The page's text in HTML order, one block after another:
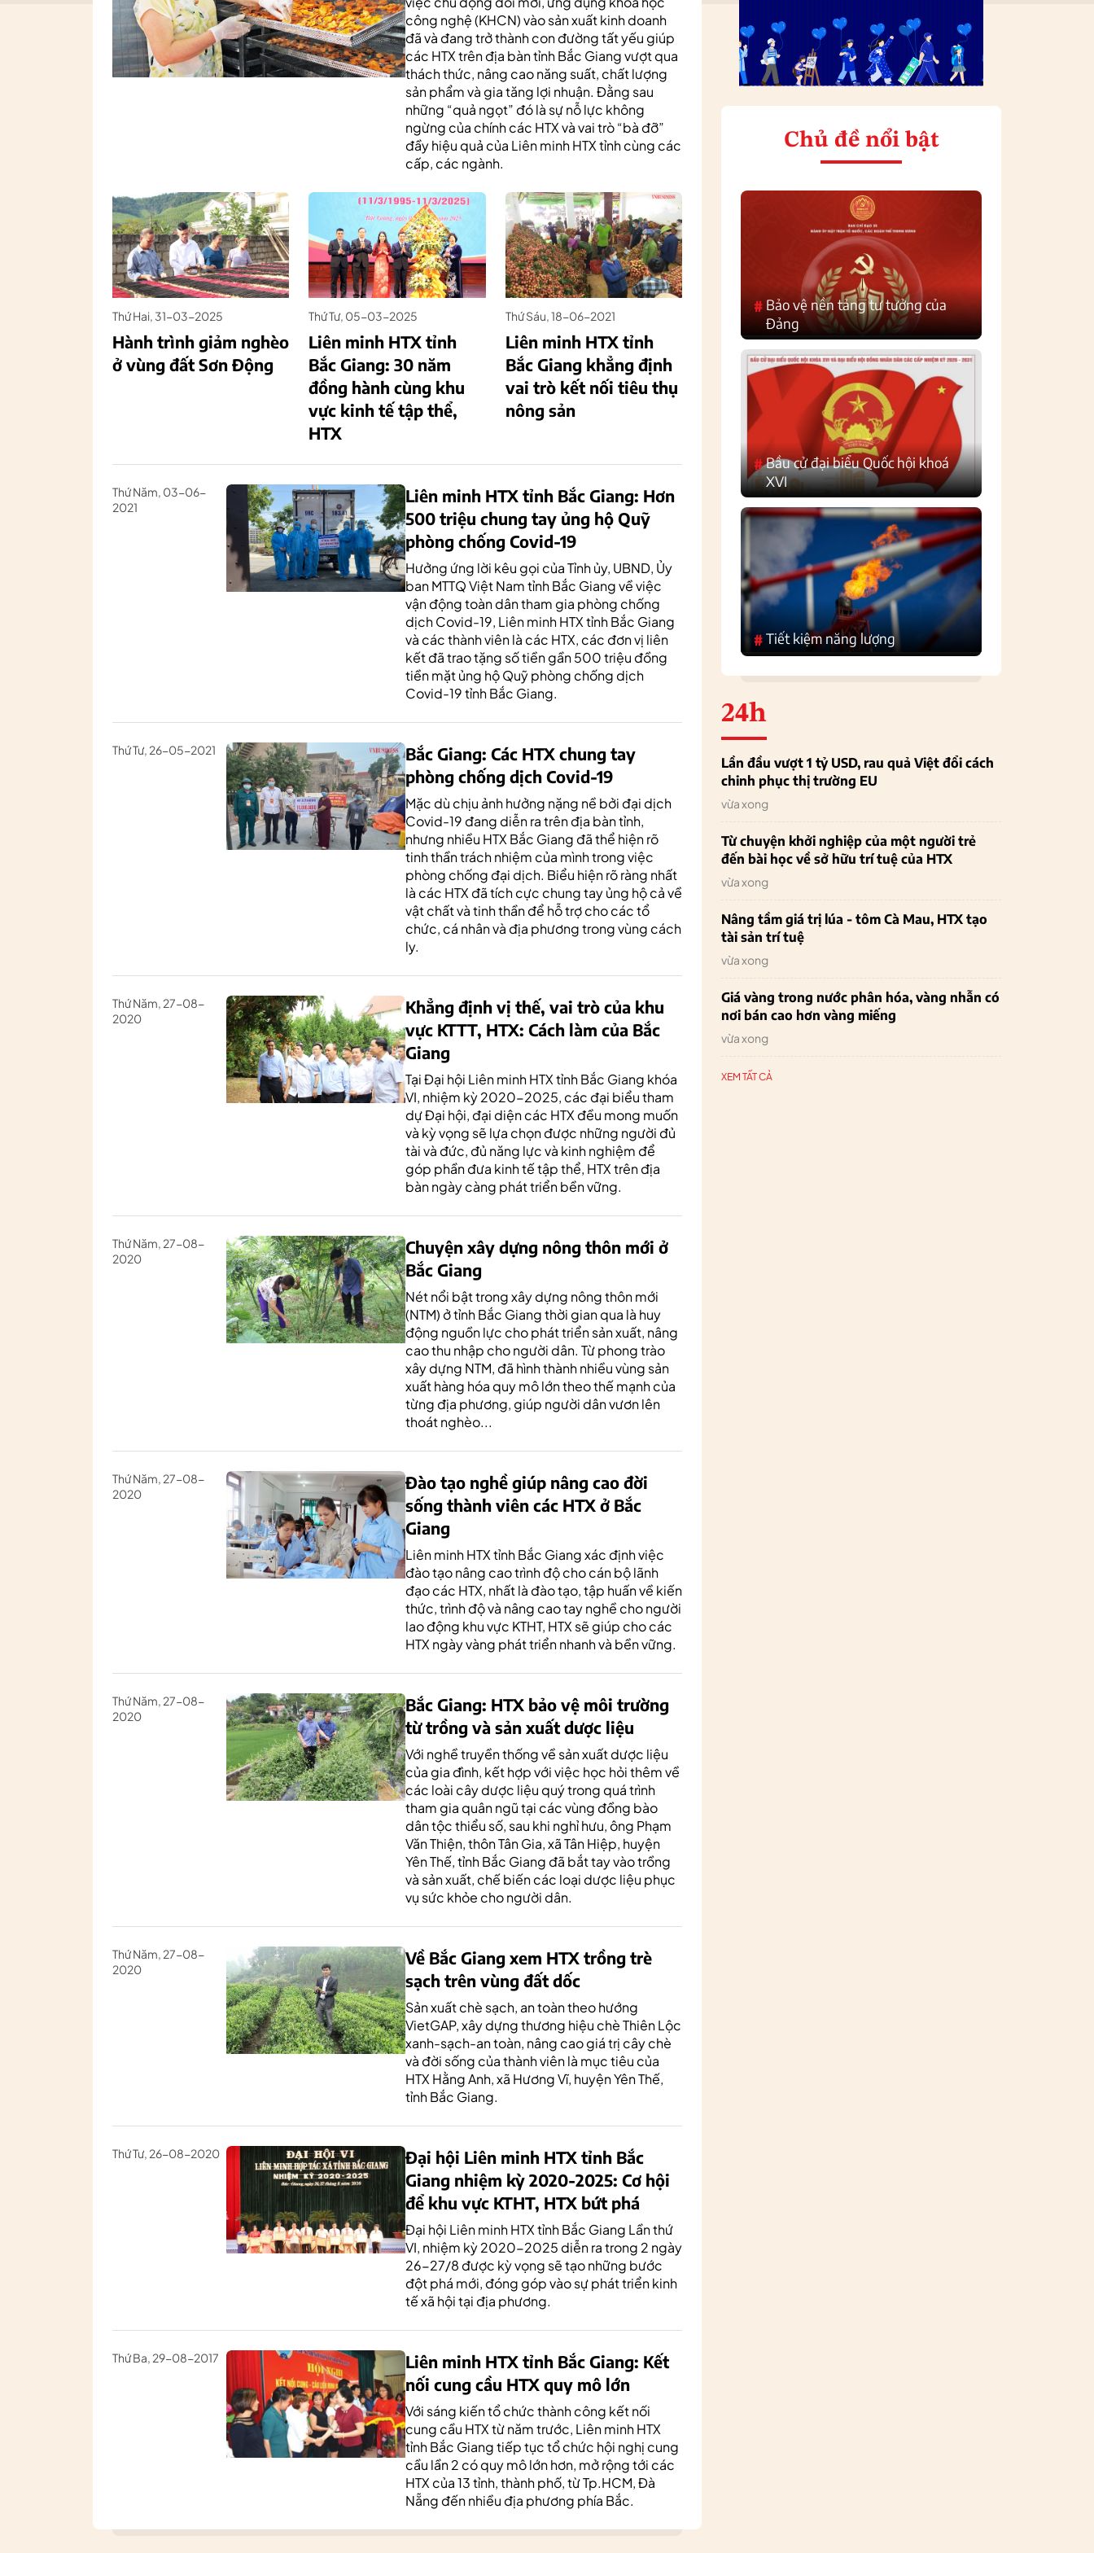
công nghệ (KHCN) vào sản xuất kinh doanh
đã và đang trở thành con đường tất yếu giúp
các HTX trên địa bàn tỉnh Bắc Giang vượt qua
thách thức, nâng cao năng suất, chất lượng
sản phẩm và gia tăng lợi nhuận. Đằng sau
những “quả ngọt” đó là sự nỗ lực không
ngừng của chính các HTX và vai trò “bà đỡ”
đầy hiệu quả của Liên minh HTX tỉnh cùng các
cấp, các ngành.
Thứ Hai, 31-03-2025
Hành trình giảm nghèo
ở vùng đất Sơn Động
Thứ Tư, 05-03-2025
Liên minh HTX tỉnh
Bắc Giang: 30 năm
đồng hành cùng khu
vực kinh tế tập thể,
HTX
Thứ Sáu, 18-06-2021
Liên minh HTX tỉnh
Bắc Giang khẳng định
vai trò kết nối tiêu thụ
nông sản
Thứ Năm, 03-06-
2021
Liên minh HTX tỉnh Bắc Giang: Hơn
500 triệu chung tay ủng hộ Quỹ
phòng chống Covid-19
Hưởng ứng lời kêu gọi của Tỉnh ủy, UBND, Ủy
ban MTTQ Việt Nam tỉnh Bắc Giang về việc
vận động toàn dân tham gia phòng chống
dịch Covid-19, Liên minh HTX tỉnh Bắc Giang
và các thành viên là các HTX, các đơn vị liên
kết đã trao tặng số tiền gần 500 triệu đồng
tiền mặt ủng hộ Quỹ phòng chống dịch
Covid-19 tỉnh Bắc Giang.
Thứ Tư, 26-05-2021
Bắc Giang: Các HTX chung tay
phòng chống dịch Covid-19
Mặc dù chịu ảnh hưởng nặng nề bởi đại dịch
Covid-19 đang diễn ra trên địa bàn tỉnh,
nhưng nhiều HTX Bắc Giang đã thể hiện rõ
tinh thần trách nhiệm của mình trong việc
phòng chống đại dịch. Biểu hiện rõ ràng nhất
là các HTX đã tích cực chung tay ủng hộ cả về
vật chất và tinh thần để hỗ trợ cho các tổ
chức, cá nhân và địa phương trong vùng cách
ly.
Thứ Năm, 27-08-
2020
Khẳng định vị thế, vai trò của khu
vực KTTT, HTX: Cách làm của Bắc
Giang
Tại Đại hội Liên minh HTX tỉnh Bắc Giang khóa
VI, nhiệm kỳ 2020-2025, các đại biểu tham
dự Đại hội, đại diện các HTX đều mong muốn
và kỳ vọng sẽ lựa chọn được những người đủ
tài và đức, đủ năng lực và kinh nghiệm để
góp phần đưa kinh tế tập thể, HTX trên địa
bàn ngày càng phát triển bền vững.
Thứ Năm, 27-08-
2020
Chuyện xây dựng nông thôn mới ở
Bắc Giang
Nét nổi bật trong xây dựng nông thôn mới
(NTM) ở tỉnh Bắc Giang thời gian qua là huy
động nguồn lực cho phát triển sản xuất, nâng
cao thu nhập cho người dân. Từ phong trào
xây dựng NTM, đã hình thành nhiều vùng sản
xuất hàng hóa quy mô lớn theo thế mạnh của
từng địa phương, giúp người dân vươn lên
thoát nghèo...
Thứ Năm, 27-08-
2020
Đào tạo nghề giúp nâng cao đời
sống thành viên các HTX ở Bắc
Giang
Liên minh HTX tỉnh Bắc Giang xác định việc
đào tạo nâng cao trình độ cho cán bộ lãnh
đạo các HTX, nhất là đào tạo, tập huấn về kiến
thức, trình độ và nâng cao tay nghề cho người
lao động khu vực KTHT, HTX sẽ giúp cho các
HTX ngày vàng phát triển nhanh và bền vững.
Thứ Năm, 27-08-
2020
Bắc Giang: HTX bảo vệ môi trường
từ trồng và sản xuất dược liệu
Với nghề truyền thống về sản xuất dược liệu
của gia đình, kết hợp với việc học hỏi thêm về
các loài cây dược liệu quý trong quá trình
tham gia quân ngũ tại các vùng đồng bào
dân tộc thiểu số, sau khi nghỉ hưu, ông Phạm
Văn Thiện, thôn Tân Gia, xã Tân Hiệp, huyện
Yên Thế, tỉnh Bắc Giang đã bắt tay vào trồng
và sản xuất, chế biến các loại dược liệu phục
vụ sức khỏe cho người dân.
Thứ Năm, 27-08-
2020
Về Bắc Giang xem HTX trồng trè
sạch trên vùng đất dốc
Sản xuất chè sạch, an toàn theo hướng
VietGAP, xây dựng thương hiệu chè Thiên Lộc
xanh-sạch-an toàn, nâng cao giá trị cây chè
và đời sống của thành viên là mục tiêu của
HTX Hằng Anh, xã Hương Vĩ, huyện Yên Thế,
tỉnh Bắc Giang.
Thứ Tư, 26-08-2020
Đại hội Liên minh HTX tỉnh Bắc
Giang nhiệm kỳ 2020-2025: Cơ hội
để khu vực KTHT, HTX bứt phá
Đại hội Liên minh HTX tỉnh Bắc Giang Lần thứ
VI, nhiệm kỳ 2020-2025 diễn ra trong 2 ngày
26-27/8 được kỳ vọng sẽ tạo những bước
đột phá mới, đóng góp vào sự phát triển kinh
tế xã hội tại địa phương.
Thứ Ba, 29-08-2017
Liên minh HTX tỉnh Bắc Giang: Kết
nối cung cầu HTX quy mô lớn
Với sáng kiến tổ chức thành công kết nối
cung cầu HTX từ năm trước, Liên minh HTX
tỉnh Bắc Giang tiếp tục tổ chức hội nghị cung
cầu lần 2 có quy mô lớn hơn, mở rộng tới các
HTX của 13 tỉnh, thành phố, từ Tp.HCM, Đà
Nẵng đến nhiều địa phương phía Bắc.
Chủ đề nổi bật
#Bảo vệ nền tảng tư tưởng của
Đảng
#Bầu cử đại biểu Quốc hội khoá
XVI
#Tiết kiệm năng lượng
24h
Lần đầu vượt 1 tỷ USD, rau quả Việt đổi cách
chinh phục thị trường EU
vừa xong
Từ chuyện khởi nghiệp của một người trẻ
đến bài học về sở hữu trí tuệ của HTX
vừa xong
Nâng tầm giá trị lúa - tôm Cà Mau, HTX tạo
tài sản trí tuệ
vừa xong
Giá vàng trong nước phân hóa, vàng nhẫn có
nơi bán cao hơn vàng miếng
vừa xong
XEM TẤT CẢ